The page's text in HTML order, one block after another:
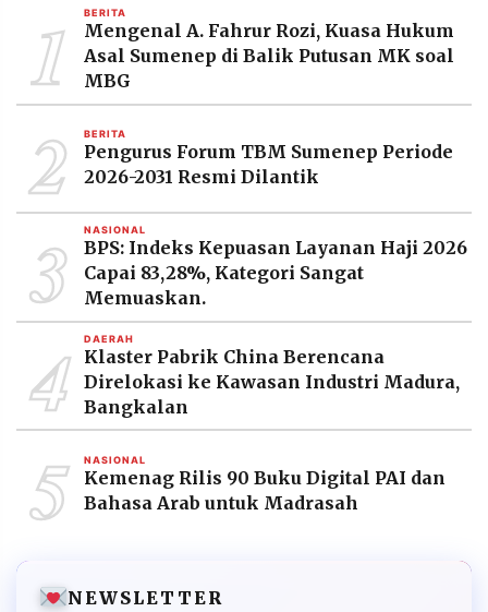
©
Resolusi.co
-
PT.
RESOLUSI
MEDIA
PRAMUDITA
1 BERITA
Mengenal A. Fahrur Rozi, Kuasa Hukum
Asal Sumenep di Balik Putusan MK soal
MBG
2 BERITA
Pengurus Forum TBM Sumenep Periode
2026-2031 Resmi Dilantik
3 NASIONAL
BPS: Indeks Kepuasan Layanan Haji 2026
Capai 83,28%, Kategori Sangat
Memuaskan.
4 DAERAH
Klaster Pabrik China Berencana
Direlokasi ke Kawasan Industri Madura,
Bangkalan
5 NASIONAL
Kemenag Rilis 90 Buku Digital PAI dan
Bahasa Arab untuk Madrasah
NEWSLETTER